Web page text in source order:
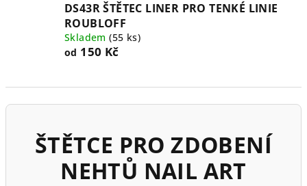
DS43R ŠTĚTEC LINER PRO TENKÉ LINIE
ROUBLOFF
Skladem(55 ks)
od 150 Kč
ŠTĚTCE PRO ZDOBENÍ
NEHTŮ NAIL ART